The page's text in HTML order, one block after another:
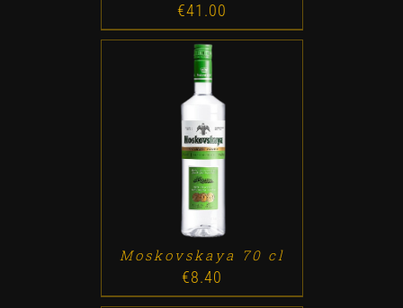
€41.00
ADD TO CART /
Moskovskaya 70 cl
€8.40